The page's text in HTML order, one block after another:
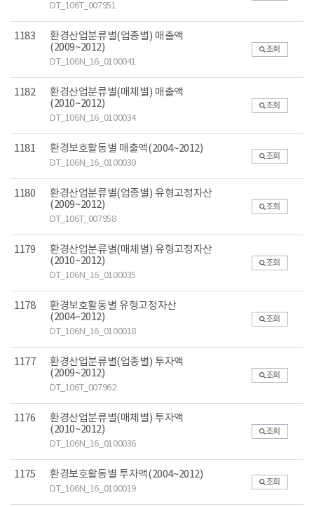
DT_106T_007951
1183
환경산업분류별(업종별) 매출액
(2009~2012)
DT_106N_16_0100041
조회
1182
환경산업분류별(매체별) 매출액
(2010~2012)
DT_106N_16_0100034
조회
1181 환경보호활동별 매출액(2004~2012)
DT_106N_16_0100030
조회
1180
환경산업분류별(업종별) 유형고정자산
(2009~2012)
DT_106T_007958
조회
1179
환경산업분류별(매체별) 유형고정자산
(2010~2012)
DT_106N_16_0100035
조회
1178
환경보호활동별 유형고정자산
(2004~2012)
DT_106N_16_0100018
조회
1177
환경산업분류별(업종별) 투자액
(2009~2012)
DT_106T_007962
조회
1176
환경산업분류별(매체별) 투자액
(2010~2012)
DT_106N_16_0100036
조회
1175 환경보호활동별 투자액(2004~2012)
DT_106N_16_0100019
조회